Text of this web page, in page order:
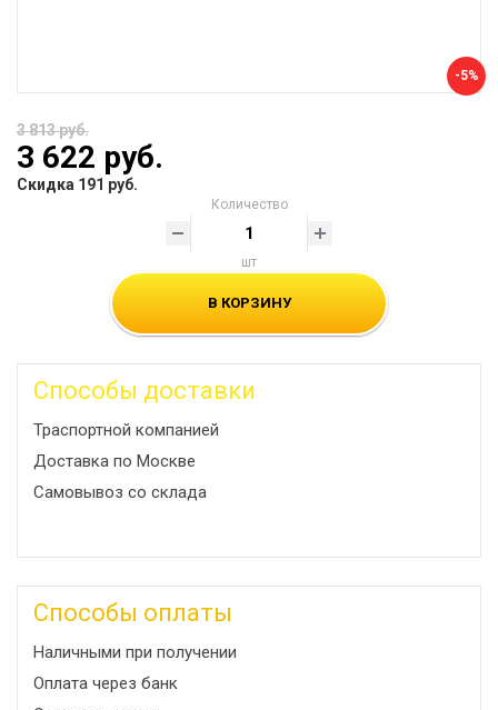
-5%
3 813 руб.
3 622 руб.
Скидка 191 руб.
Количество
шт
В КОРЗИНУ
Способы доставки
Траспортной компанией
Доставка по Москве
Самовывоз со склада
Способы оплаты
Наличными при получении
Оплата через банк